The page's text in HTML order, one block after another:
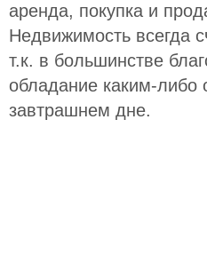
аренда, покупка и
Недвижимость всегда
т.к. в большинстве
обладание каким-либо
завтрашнем дне.